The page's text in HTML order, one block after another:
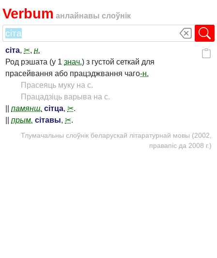
Verbum анлайнавы слоўнік
сіта, ✂, н.
Род рэшата (у 1 знач.) з густой сеткай для
прасейвання або працэджвання чаго-н.
Прасеяць муку на с.
Працадзіць варыва на с.
памянш. сітца, ✂.
прым. сітавы, ✂.
Тлумачальны слоўнік беларускай літаратурнай мовы (2002,
правапіс да 2008 г.)